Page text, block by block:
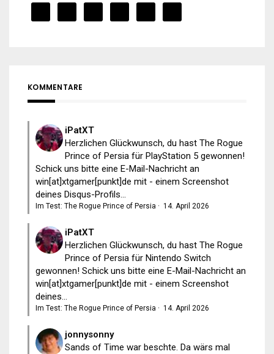
KOMMENTARE
iPatXT
Herzlichen Glückwunsch, du hast The Rogue
Prince of Persia für PlayStation 5 gewonnen!
Schick uns bitte eine E-Mail-Nachricht an
win[at]xtgamer[punkt]de mit - einem Screenshot
deines Disqus-Profils...
Im Test: The Rogue Prince of Persia · 14. April 2026
iPatXT
Herzlichen Glückwunsch, du hast The Rogue
Prince of Persia für Nintendo Switch
gewonnen! Schick uns bitte eine E-Mail-Nachricht an
win[at]xtgamer[punkt]de mit - einem Screenshot
deines...
Im Test: The Rogue Prince of Persia · 14. April 2026
jonnysonny
Sands of Time war beschte. Da wärs mal